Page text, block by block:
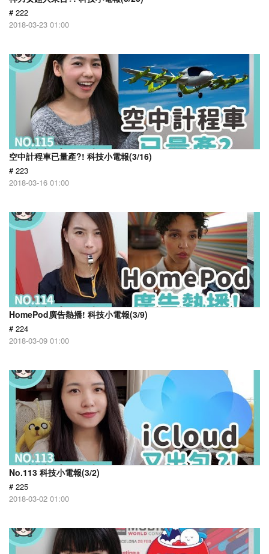
# 222
2018-03-23 01:00
空中計程車已量產?! 科技小電報(3/16)
# 223
2018-03-16 01:00
HomePod廣告熱播! 科技小電報(3/9)
# 224
2018-03-09 01:00
No.113 科技小電報(3/2)
# 225
2018-03-02 01:00